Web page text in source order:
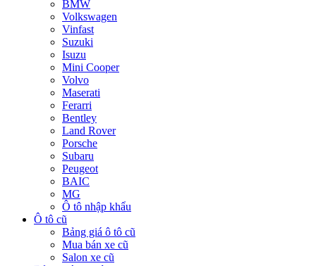
BMW
Volkswagen
Vinfast
Suzuki
Isuzu
Mini Cooper
Volvo
Maserati
Ferarri
Bentley
Land Rover
Porsche
Subaru
Peugeot
BAIC
MG
Ô tô nhập khẩu
Ô tô cũ
Bảng giá ô tô cũ
Mua bán xe cũ
Salon xe cũ